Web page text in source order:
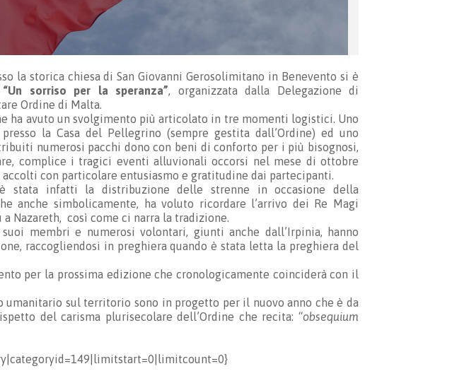
la storica chiesa di San Giovanni Gerosolimitano in Benevento si è
“Un sorriso per la speranza”, organizzata dalla Delegazione di
Ordine di Malta.
ha avuto un svolgimento più articolato in tre momenti logistici. Uno
la Casa del Pellegrino (sempre gestita dall’Ordine) ed uno
numerosi pacchi dono con beni di conforto per i più bisognosi,
complice i tragici eventi alluvionali occorsi nel mese di ottobre
accolti con particolare entusiasmo e gratitudine dai partecipanti.
è stata infatti la distribuzione delle strenne in occasione della
anche simbolicamente, ha voluto ricordare l’arrivo dei Re Magi
a Nazareth, così come ci narra la tradizione.
membri e numerosi volontari, giunti anche dall’Irpinia, hanno
raccogliendosi in preghiera quando è stata letta la preghiera del
per la prossima edizione che cronologicamente coinciderà con il
sul territorio sono in progetto per il nuovo anno che è da
del carisma plurisecolare dell’Ordine che recita: “obsequium